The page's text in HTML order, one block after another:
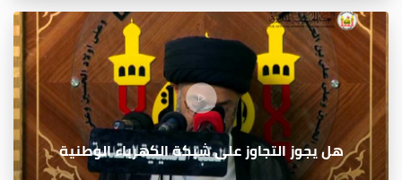
هل يجوز التجاوز على شبكة الكهرباء الوطنية